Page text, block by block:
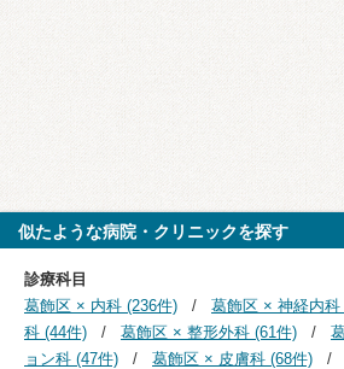
似たような病院・クリニックを探す
診療科目
葛飾区 × 内科 (236件)
葛飾区 × 神経内科
科 (44件)
葛飾区 × 整形外科 (61件)
ョン科 (47件)
葛飾区 × 皮膚科 (68件)